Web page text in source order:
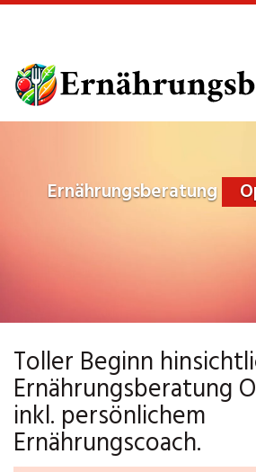
main
content
Ernährungsberatung
Toller Beginn
Ernährungsberatung
inkl. persönlichem
Ernährungscoach.